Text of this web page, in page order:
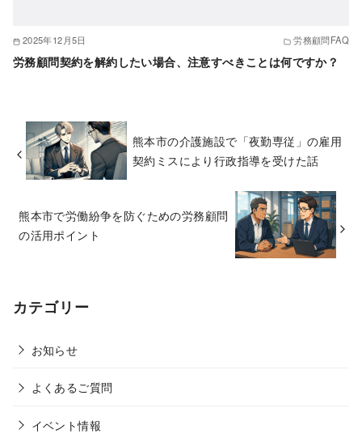
2025年12月5日 労務顧問FAQ
労務顧問契約を解約したい場合、注意すべきことは何ですか？
熊本市の介護施設で「夜勤専従」の雇用
契約ミスにより行政指導を受けた話
熊本市で労働紛争を防ぐための労務顧問
の活用ポイント
カテゴリー
お知らせ
よくあるご質問
イベント情報